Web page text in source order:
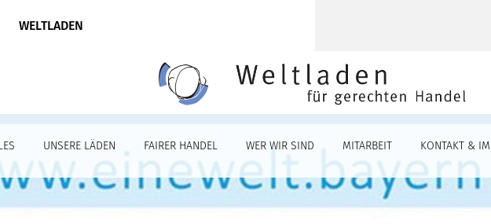
WELTLADEN
UNSERE LÄDEN FAIRER HANDEL WER WIR SIND MITARBEIT KONTAKT &